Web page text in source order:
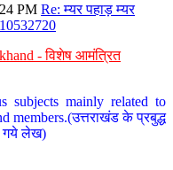
PM Re: म्यर पहाड़ म्यर
- विशेष आमंत्रित
subjects mainly related to
members.(उत्तराखंड के प्रबुद्ध
गये लेख)